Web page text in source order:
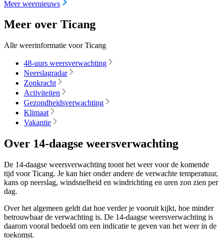
Meer weernieuws
Meer over Ticang
Alle weerinformatie voor Ticang
48-uurs weersverwachting
Neerslagradar
Zonkracht
Activiteiten
Gezondheidsverwachting
Klimaat
Vakantie
Over 14-daagse weersverwachting
De 14-daagse weersverwachting toont het weer voor de komende
tijd voor Ticang. Je kan hier onder andere de verwachte temperatuur,
kans op neerslag, windsnelheid en windrichting en uren zon zien per
dag.
Over het algemeen geldt dat hoe verder je vooruit kijkt, hoe minder
betrouwbaar de verwachting is. De 14-daagse weersverwachting is
daarom vooral bedoeld om een indicatie te geven van het weer in de
toekomst.